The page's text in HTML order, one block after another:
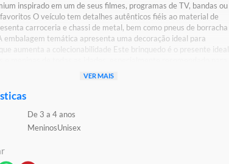
inspirado em um de seus filmes, programas de TV, bandas ou
O veículo tem detalhes autênticos fiéis ao material de
carroceria e chassi de metal, bem como pneus de borracha
embalagem temática apresenta uma decoração ideal para
aumenta a colecionabilidade Este brinquedo é o presente ideal
produtos) Registro: 005 142/2021 OCP:0061
01 carrinho
metal e plástico
VER MAIS
De 3 a 4 anos
MeninosUnisex